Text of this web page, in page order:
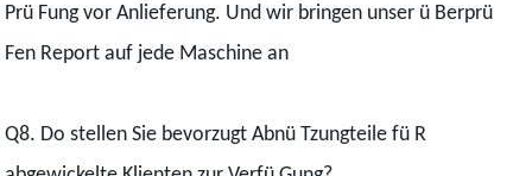
Prü Fung vor Anlieferung. Und wir bringen unser ü Berprü
Fen Report auf jede Maschine an
Q8. Do stellen Sie bevorzugt Abnü Tzungteile fü R